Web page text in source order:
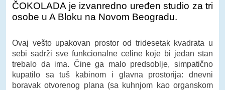
ČOKOLADA je izvanredno uređen studio za tri
osobe u A Bloku na Novom Beogradu.
Ovaj vešto upakovan prostor od tridesetak kvadrata u
sebi sadrži sve funkcionalne celine koje bi jedan stan
trebalo da ima. Čine ga malo predsoblje, simpatično
kupatilo sa tuš kabinom i glavna prostorija: dnevni
boravak otvorenog plana (sa kuhnjom kao organskom